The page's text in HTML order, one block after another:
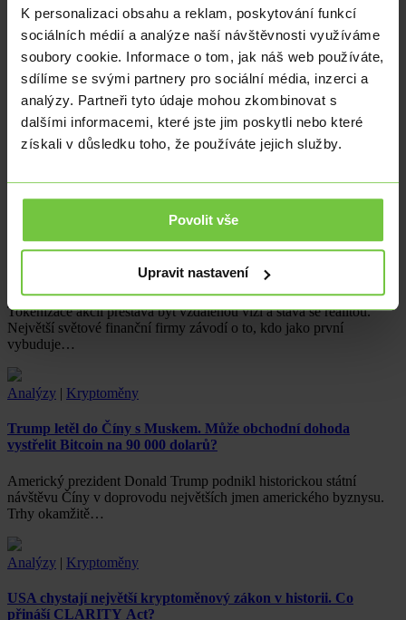
K personalizaci obsahu a reklam, poskytování funkcí
sociálních médií a analýze naší návštěvnosti využíváme
soubory cookie. Informace o tom, jak náš web používáte,
sdílíme se svými partnery pro sociální média, inzerci a
analýzy. Partneři tyto údaje mohou zkombinovat s
dalšími informacemi, které jste jim poskytli nebo které
získali v důsledku toho, že používáte jejich služby.
Povolit vše
Upravit nastavení
poprvé…
Analýzy|Kryptoměny
Z Ethereum Foundationu odchází osmý výzkumník
letošního roku
Nadace Ethereum, která stojí za vývojem druhé největší kryptoměny
Tokenizace akcií přestává být vzdálenou vizí a stává se realitou.
Největší světové finanční firmy závodí o to, kdo jako první
vybuduje…
Analýzy | Kryptoměny
Trump letěl do Číny s Muskem. Může obchodní dohoda
vystřelit Bitcoin na 90 000 dolarů?
Americký prezident Donald Trump podnikl historickou státní
návštěvu Číny v doprovodu největších jmen amerického byznysu.
Trhy okamžitě…
Analýzy | Kryptoměny
USA chystají největší kryptoměnový zákon v historii. Co
přináší CLARITY Act?